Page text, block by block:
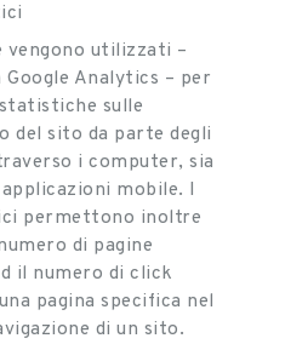
vengono utilizzati –
Analytics – per
sulle
del sito da parte degli
i computer, sia
mobile. I
permettono inoltre
di pagine
il numero di click
pagina specifica nel
di un sito.